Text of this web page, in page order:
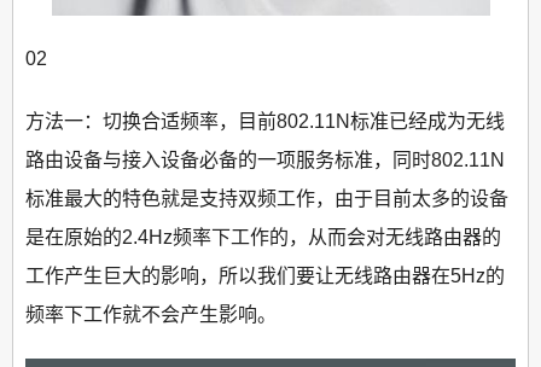
02
方法一：切换合适频率，目前802.11N标准已经成为无线
路由设备与接入设备必备的一项服务标准，同时802.11N
标准最大的特色就是支持双频工作，由于目前太多的设备
是在原始的2.4Hz频率下工作的，从而会对无线路由器的
工作产生巨大的影响，所以我们要让无线路由器在5Hz的
频率下工作就不会产生影响。